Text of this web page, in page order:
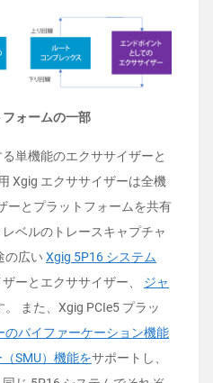
ォームの一部
単機能のエクササイザーと
Xgig エクササイザーは全機
ーとプラットフォームを共有
ベルのトレースキャプチャ
の広い Xgig 5P16 システム
ーとエクササイザー、 ジャ
また、Xgig PCIe5 プラッ
のバイファーケーション機能
SMU）機能をサポートし、